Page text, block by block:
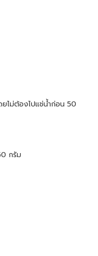
ไม่ต้องไปแช่น้ำก่อน 50
กรัม